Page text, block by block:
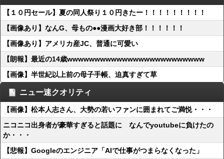
【１０円セール】夏の同人祭り１０円きたー！！！！！！！！！
【画像あり】なんG、母もの●●漫画大好き部！！！！！！
【画像あり】アメリカ産JC、普通に可愛い
【朗報】最近の14歳wwwwwwwwwwwwwwwwwwwwwwwww
【画像】半世紀以上前の母子手帳、迫真すぎて草
ニュー速クオリティ
【画像】松本人志さん、大勢の若いファンに囲まれてご満悦・・・
ニコニコ出身者が豪華すぎると話題に なんでyoutubeに負けたの
か・・・
【悲報】Googleのエンジニア「AIで仕事がつまらなくなった」